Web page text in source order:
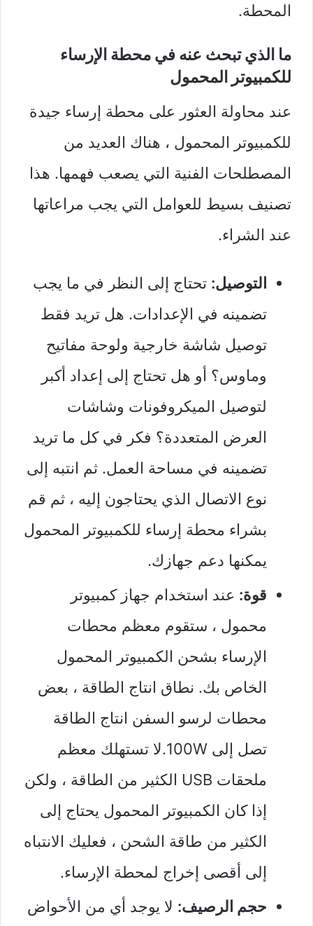
المحطة.
ما الذي تبحث عنه في محطة الإرساء
للكمبيوتر المحمول
عند محاولة العثور على محطة إرساء جيدة
للكمبيوتر المحمول ، هناك العديد من
المصطلحات الفنية التي يصعب فهمها. هذا
تصنيف بسيط للعوامل التي يجب مراعاتها
عند الشراء.
التوصيل: تحتاج إلى النظر في ما يجب
تضمينه في الإعدادات. هل تريد فقط
توصيل شاشة خارجية ولوحة مفاتيح
وماوس؟ أو هل تحتاج إلى إعداد أكبر
لتوصيل الميكروفونات وشاشات
العرض المتعددة؟ فكر في كل ما تريد
تضمينه في مساحة العمل. ثم انتبه إلى
نوع الاتصال الذي يحتاجون إليه ، ثم قم
بشراء محطة إرساء للكمبيوتر المحمول
يمكنها دعم جهازك.
قوة: عند استخدام جهاز كمبيوتر
محمول ، ستقوم معظم محطات
الإرساء بشحن الكمبيوتر المحمول
الخاص بك. نطاق انتاج الطاقة ، بعض
محطات لرسو السفن انتاج الطاقة
تصل إلى 100W.لا تستهلك معظم
ملحقات USB الكثير من الطاقة ، ولكن
إذا كان الكمبيوتر المحمول يحتاج إلى
الكثير من طاقة الشحن ، فعليك الانتباه
إلى أقصى إخراج لمحطة الإرساء.
حجم الرصيف: لا يوجد أي من الأحواض